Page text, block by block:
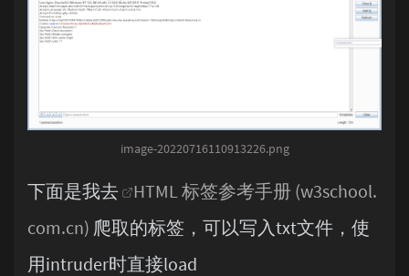
image-20220716110913226.png
下面是我去
HTML 标签参考手册 (w3school.
com.cn) 爬取的标签，可以写入txt文件，使
用intruder时直接load